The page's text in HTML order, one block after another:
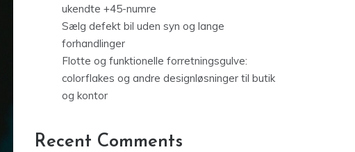
ukendte +45-numre
Sælg defekt bil uden syn og lange
forhandlinger
Flotte og funktionelle forretningsgulve:
colorflakes og andre designløsninger til butik
og kontor
Recent Comments